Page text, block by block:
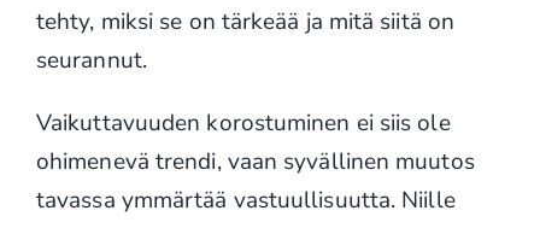
tehty, miksi se on tärkeää ja mitä siitä on
seurannut.
Vaikuttavuuden korostuminen ei siis ole
ohimenevä trendi, vaan syvällinen muutos
tavassa ymmärtää vastuullisuutta. Niille